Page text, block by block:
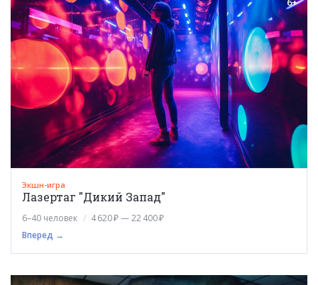
Экшн-игра
Лазертаг "Дикий Запад"
6–40 человек
4 620 ₽ — 22 400 ₽
Вперед →